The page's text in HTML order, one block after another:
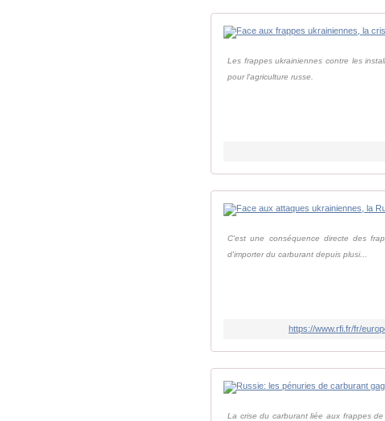
Les frappes ukrainiennes contre les
pour l'agriculture russe.
C'est une conséquence directe des
d'importer du carburant depuis plusi...
https://www.rfi.fr/fr/
La crise du carburant liée aux frappes